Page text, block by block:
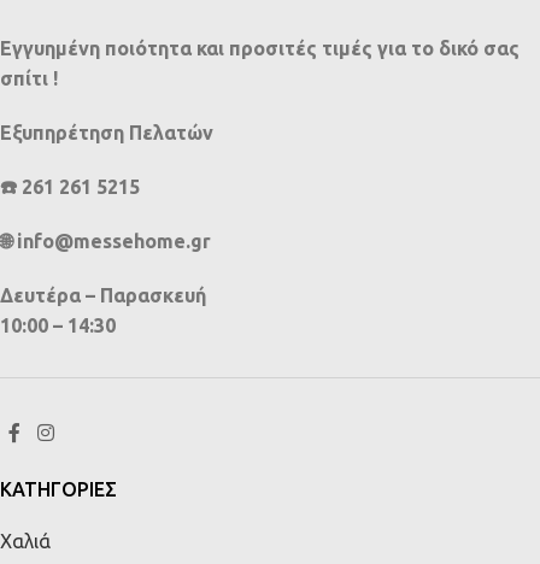
Εγγυημένη ποιότητα και προσιτές τιμές για το δικό σας
σπίτι !
Εξυπηρέτηση Πελατών
☎️ 261 261 5215
🌐 info@messehome.gr
Δευτέρα – Παρασκευή
10:00 – 14:30
ΚΑΤΗΓΟΡΙΕΣ
Χαλιά